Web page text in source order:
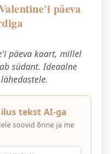
päeva
päeva kaart, millel
südant. Ideaalne
tekst AI-ga
soovid õnne ja me